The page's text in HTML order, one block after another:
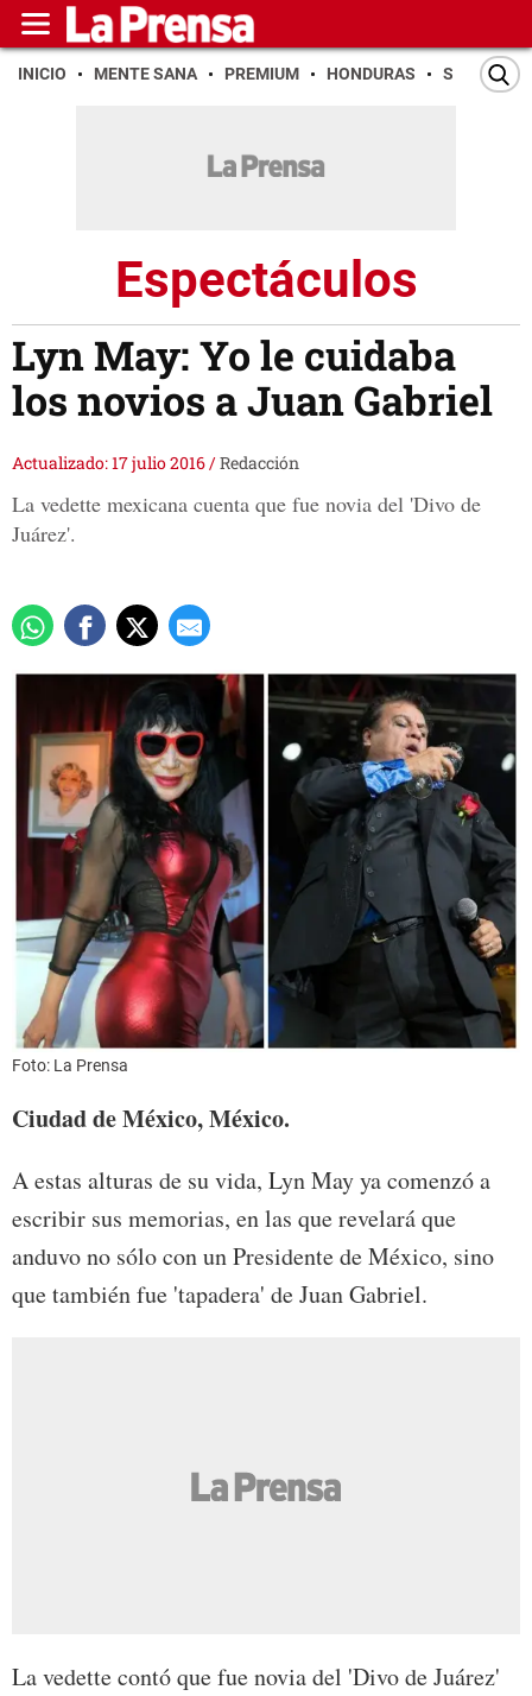
INICIO MENTE SANA PREMIUM HONDURAS SAN PEDRO
Espectáculos
Lyn May: Yo le cuidaba
los novios a Juan Gabriel
Actualizado: 17 julio 2016/Redacción
La vedette mexicana cuenta que fue novia del 'Divo de
Juárez'.
Foto: La Prensa
Ciudad de México, México.
A estas alturas de su vida, Lyn May ya comenzó a
escribir sus memorias, en las que revelará que
anduvo no sólo con un Presidente de México, sino
que también fue 'tapadera' de Juan Gabriel.
La vedette contó que fue novia del 'Divo de Juárez'